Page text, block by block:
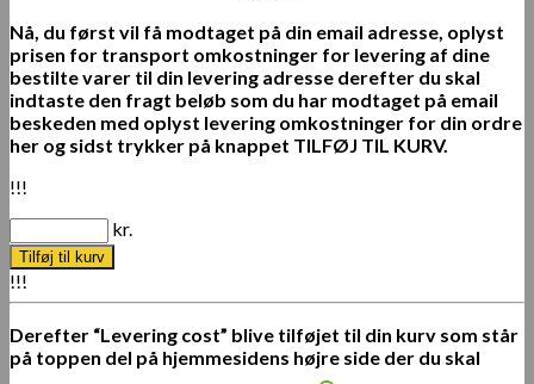
Nå, du først vil få modtaget på din email adresse, oplyst
prisen for transport omkostninger for levering af dine
bestilte varer til din levering adresse derefter du skal
indtaste den fragt beløb som du har modtaget på email
beskeden med oplyst levering omkostninger for din ordre
her og sidst trykker på knappet TILFØJ TIL KURV.
!!!
kr.
Tilføj til kurv
!!!
Derefter “Levering cost” blive tilføjet til din kurv som står
på toppen del på hjemmesidens højre side der du skal